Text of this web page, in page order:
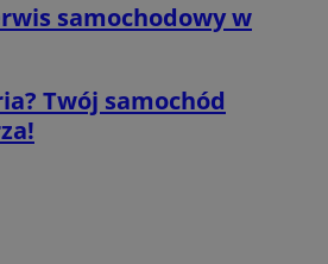
samochodowy w
Twój samochód